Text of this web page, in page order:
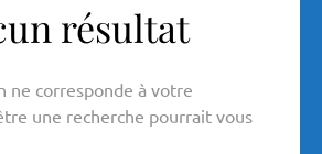
résultat
ne corresponde à votre
une recherche pourrait vous